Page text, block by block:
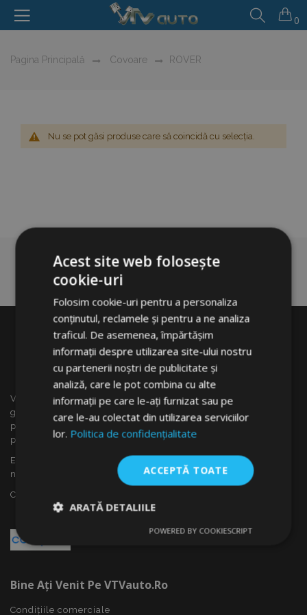
0
Pagina Principală Covoare ROVER
Nu se pot găsi produse care să coincidă cu selecția.
VTVauto este un vânzător cu amănuntul și distrubuitor en
gros al accesoriilor auto din Slovacia, cum ar fi: capace
pentru roti, deflectoare pentru geamuri(paravînturi), huse
pentru autoturisme, covorașe, huse și rame cromate ...
Ești interesat de dropshipping sau vrei să devii partenerul
nostru?
Contactează-ne azi!
Bine Ați Venit Pe VTVauto.ro
Condițiile comerciale
Acest site web folosește
cookie-uri
Folosim cookie-uri pentru a personaliza
conținutul, reclamele și pentru a ne analiza
traficul. De asemenea, împărtășim
informații despre utilizarea site-ului nostru
cu partenerii noștri de publicitate și
analiză, care le pot combina cu alte
informații pe care le-ați furnizat sau pe
care le-au colectat din utilizarea serviciilor
lor. Politica de confidențialitate
ACCEPTĂ TOATE
ARATĂ DETALIILE
necesare
De
De
POWERED BY COOKIESCRIPT